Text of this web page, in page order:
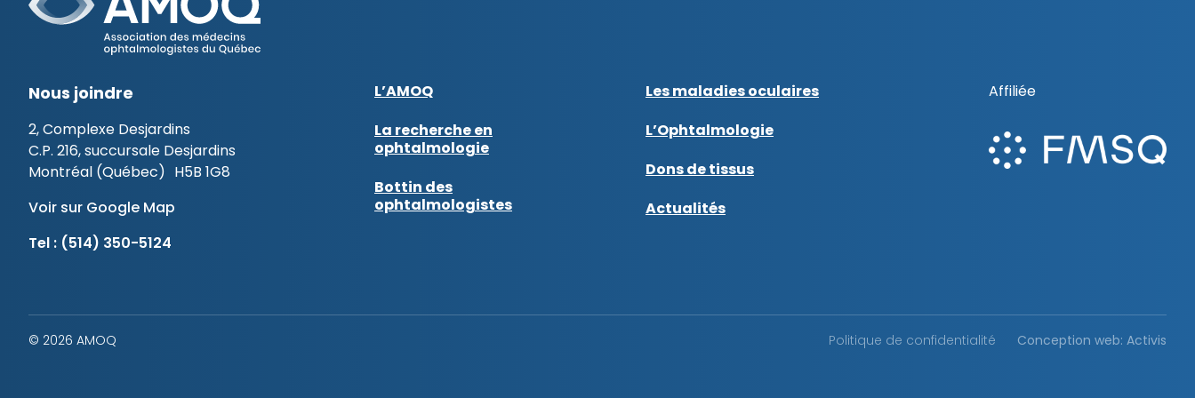
Nous joindre
2, Complexe Desjardins
C.P. 216, succursale Desjardins
Montréal (Québec) H5B 1G8
Voir sur Google Map
Tel : (514) 350-5124
L’AMOQ
La recherche en
ophtalmologie
Bottin des
ophtalmologistes
Les maladies oculaires
L’Ophtalmologie
Dons de tissus
Actualités
Affiliée
© 2026 AMOQ Politique de confidentialité Conception web: Activis